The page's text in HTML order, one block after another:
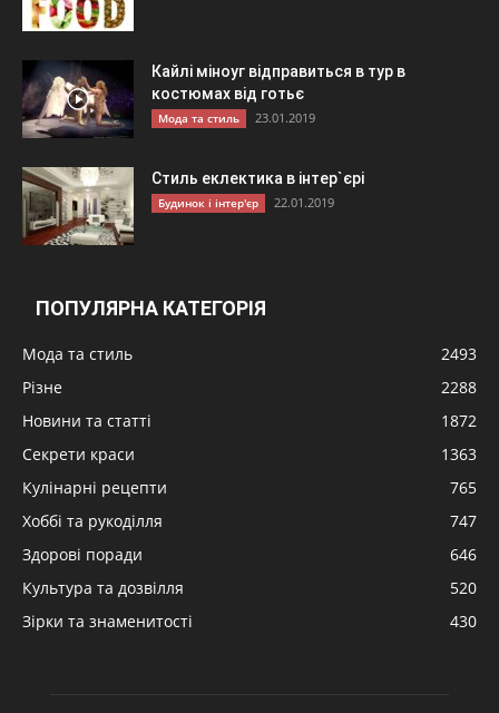
Кайлі міноуг відправиться в тур в
костюмах від готьє
Мода та стиль 23.01.2019
Стиль еклектика в інтер`єрі
Будинок і інтер'єр 22.01.2019
ПОПУЛЯРНА КАТЕГОРІЯ
Мода та стиль
2493
Різне
2288
Новини та статті
1872
Секрети краси
1363
Кулінарні рецепти
765
Хоббі та рукоділля
747
Здорові поради
646
Культура та дозвілля
520
Зірки та знаменитості
430